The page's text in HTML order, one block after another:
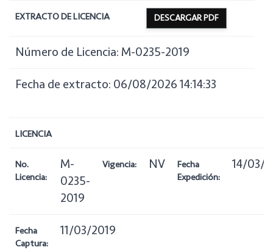
EXTRACTO DE LICENCIA DESCARGAR PDF
Número de Licencia: M-0235-2019
Fecha de extracto: 06/08/2026 14:14:33
LICENCIA
No.
Licencia:
M-
0235-
2019
Vigencia: NV
Fecha
Expedición:
14/03/
Fecha
Captura:
11/03/2019